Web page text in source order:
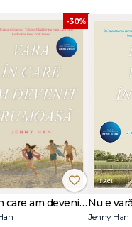
-30%
Vara în care am devenit frumoasă (seria Vara, vol. 1, ediție tie-in)
Jenny Han